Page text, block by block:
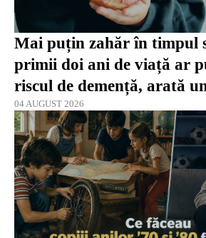
Mai puțin zahăr în timpul
primii doi ani de viață ar
riscul de demență, arată
04 AUGUST 2026